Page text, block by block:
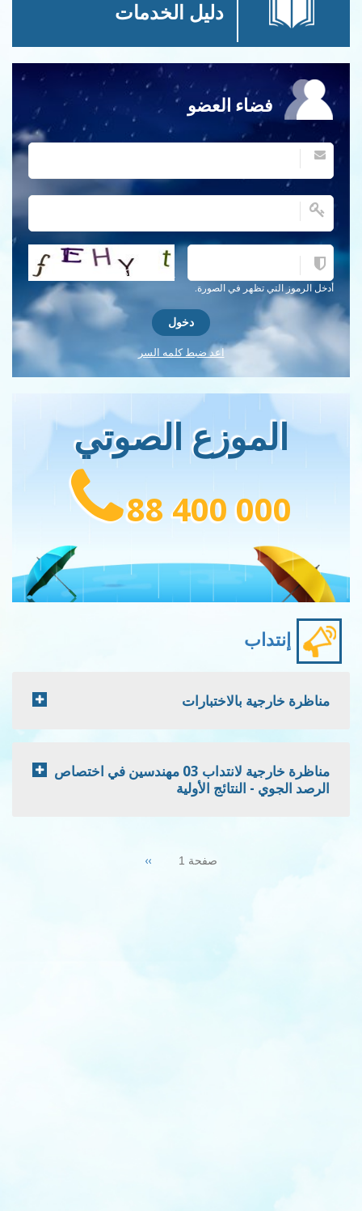
دليل الخدمات
فضاء العضو
أدخل الرموز التي تظهر في الصورة.
احصل على كلمة التحقق جديدة!
اعد ضبط كلمه السر
الموزع الصوتي
88 400 000
إنتداب
مناظرة خارجية بالاختبارات
مناظرة خارجية لانتداب 03 مهندسين في اختصاص
الرصد الجوي - النتائج الأولية
صفحة 1 Next
››